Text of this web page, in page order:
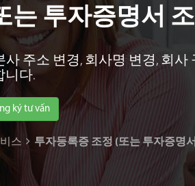
는 투자증명서
주소 변경, 회사명 변경, 회
니다.
ký tư vấn
스 투자등록증 조정 (또는 투자증명